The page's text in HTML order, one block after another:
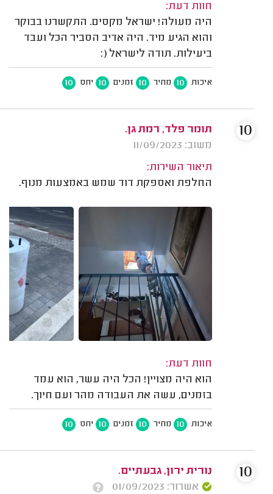
חוות דעת:
היה מעולה! ישראל מקסים. התקשרנו בבוקר
והוא הגיע מיד. היה אדיב הסביר הכל ועבד
ביעילות. תודה לישראל (:
איכות 10 מחיר 10 זמנים 10 יחס 10
תומר פלד, רמת גן.
משוב: 11/09/2023
תיאור השירות:
החלפת ואספקת דוד שמש באמצעות מנוף.
חוות דעת:
הוא היה מצויין! הכל היה עשר, הוא עמד
בזמנים, עשה את העבודה מהר ועם חיוך.
איכות 10 מחיר 10 זמנים 10 יחס 10
10
נורית ירון, גבעתיים.
אשרור: 01/09/2023
10